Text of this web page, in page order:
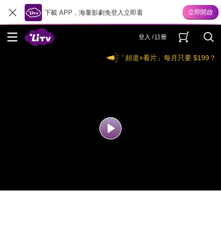
下載 APP，海量影劇免登入立即看
登入 / 註冊
「頻道+看片」每月只要 $199？